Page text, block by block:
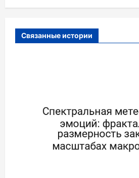
я
з
Связанные истории